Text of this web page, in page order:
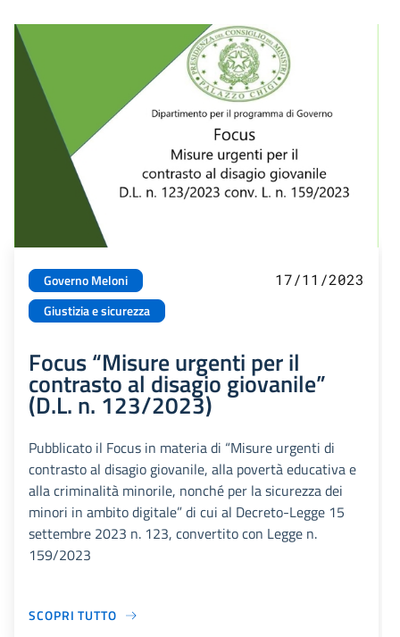
Governo Meloni
Giustizia e sicurezza
17/11/2023
Focus “Misure urgenti per il
contrasto al disagio giovanile”
(D.L. n. 123/2023)
Pubblicato il Focus in materia di “Misure urgenti di
contrasto al disagio giovanile, alla povertà educativa e
alla criminalità minorile, nonché per la sicurezza dei
minori in ambito digitale” di cui al Decreto-Legge 15
settembre 2023 n. 123, convertito con Legge n.
159/2023
SCOPRI TUTTO